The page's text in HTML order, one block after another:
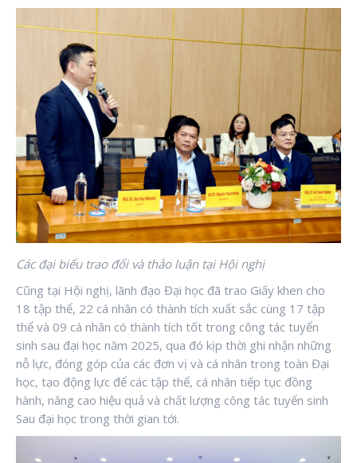
Các đại biểu trao đổi và thảo luận tại Hội nghị
Cũng tại Hội nghị, lãnh đạo Đại học đã trao Giấy khen cho
18 tập thể, 22 cá nhân có thành tích xuất sắc cùng 17 tập
thể và 09 cá nhân có thành tích tốt trong công tác tuyển
sinh sau đại học năm 2025, qua đó kịp thời ghi nhận những
nỗ lực, đóng góp của các đơn vị và cá nhân trong toàn Đại
học, tạo động lực để các tập thể, cá nhân tiếp tục đồng
hành, nâng cao hiệu quả và chất lượng công tác tuyển sinh
Sau đại học trong thời gian tới.